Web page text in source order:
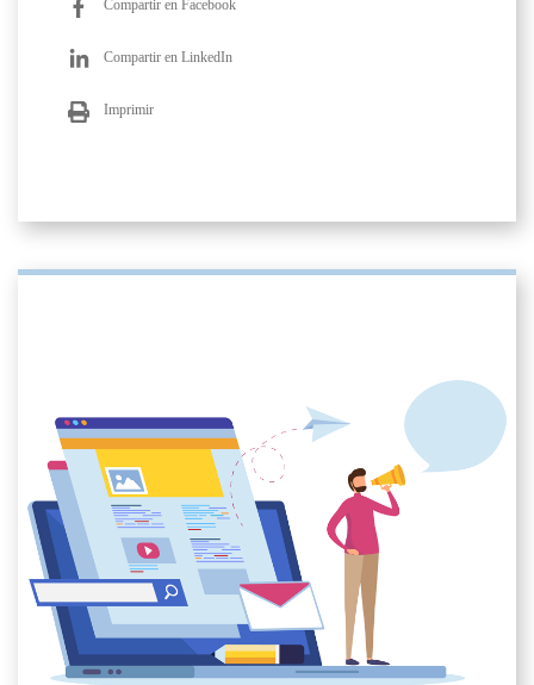
Compartir en Facebook
Compartir en LinkedIn
Imprimir